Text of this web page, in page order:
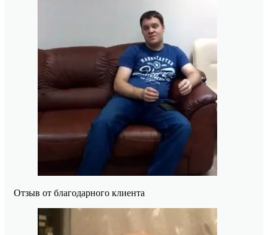
Отзыв от благодарного клиента